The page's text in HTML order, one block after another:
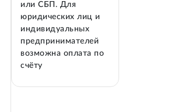
или СБП. Для
юридических лиц и
индивидуальных
предпринимателей
возможна оплата по
счёту